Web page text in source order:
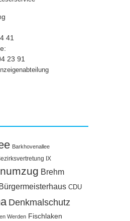
41
23 91
Barkhovenallee
IX
Brehm
Bürgermeisterhaus CDU
Denkmalschutz
Werden Fischlaken